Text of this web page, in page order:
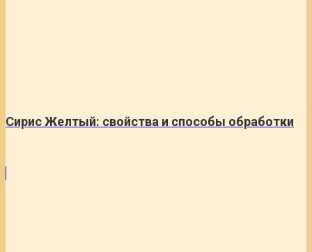
Сирис Желтый: свойства и способы обработки